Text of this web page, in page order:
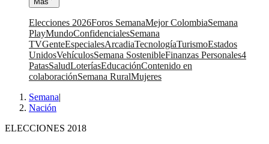
Elecciones 2026Foros SemanaMejor ColombiaSemana
PlayMundoConfidencialesSemana
TVGenteEspecialesArcadiaTecnologíaTurismoEstados
UnidosVehículosSemana SostenibleFinanzas Personales4
PatasSaludLoteríasEducaciónContenido en
colaboraciónSemana RuralMujeres
Semana|
Nación
ELECCIONES 2018